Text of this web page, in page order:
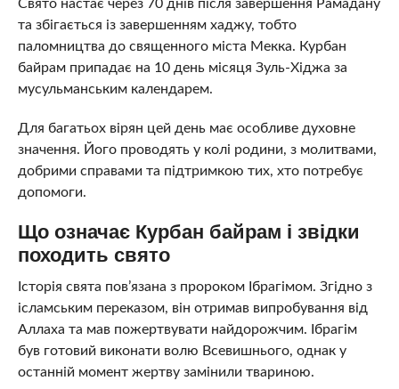
Свято настає через 70 днів після завершення Рамадану
та збігається із завершенням хаджу, тобто
паломництва до священного міста Мекка. Курбан
байрам припадає на 10 день місяця Зуль-Хіджа за
мусульманським календарем.
Для багатьох вірян цей день має особливе духовне
значення. Його проводять у колі родини, з молитвами,
добрими справами та підтримкою тих, хто потребує
допомоги.
Що означає Курбан байрам і звідки
походить свято
Історія свята пов’язана з пророком Ібрагімом. Згідно з
ісламським переказом, він отримав випробування від
Аллаха та мав пожертвувати найдорожчим. Ібрагім
був готовий виконати волю Всевишнього, однак у
останній момент жертву замінили твариною.